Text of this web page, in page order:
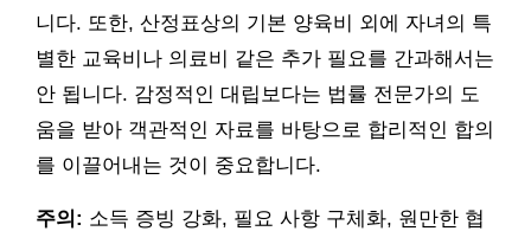
니다. 또한, 산정표상의 기본 양육비 외에 자녀의 특
별한 교육비나 의료비 같은 추가 필요를 간과해서는
안 됩니다. 감정적인 대립보다는 법률 전문가의 도
움을 받아 객관적인 자료를 바탕으로 합리적인 합의
를 이끌어내는 것이 중요합니다.
주의: 소득 증빙 강화, 필요 사항 구체화, 원만한 협